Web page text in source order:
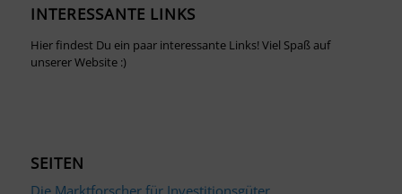
INTERESSANTE LINKS
Hier findest Du ein paar interessante Links! Viel Spaß auf
unserer Website :)
SEITEN
Die Marktforscher für Investitionsgüter